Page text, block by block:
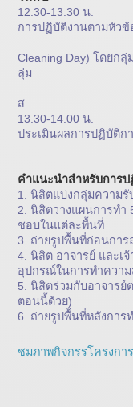
12.30-13.30 น.
การปฏิบัติงานตามหัวข้
ทำความ
Cleaning Day) โดยก
ลุ่ม
(ตามแผน)
ส
13.30-14.00 น.
ประเมินผลการปฏิบัติก
คำแนะนำสำหรับการ
1. นิสิตแบ่งกลุ่มความ
2. นิสิตวางแผนการทำ
ชอบในแต่ละพื้นที่
3. ถ่ายรูปพื้นที่ก่อนกา
4. นิสิต อาจารย์ และเ
อุปกรณ์ในการทำความ
5. นิสิตร่วมกับอาจารย์
ตอนนี้ด้วย)
6. ถ่ายรูปพื้นที่หลังการ
ชมภาพกิจกรรโครงกา